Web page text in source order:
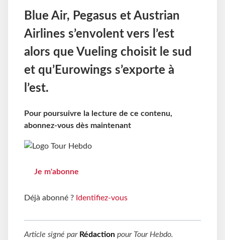
Blue Air, Pegasus et Austrian
Airlines s’envolent vers l’est
alors que Vueling choisit le sud
et qu’Eurowings s’exporte à
l’est.
Pour poursuivre la lecture de ce contenu,
abonnez-vous dès maintenant
Je m'abonne
Déjà abonné ? Identifiez-vous
Article signé par Rédaction pour Tour Hebdo.